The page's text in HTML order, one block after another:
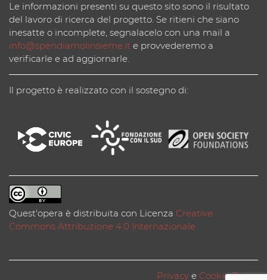
Le informazioni presenti su questo sito sono il risultato
del lavoro di ricerca del progetto. Se ritieni che siano
inesatte o incomplete, segnalacelo con una mail a
info@spendiamolinsieme.it e provvederemo a
verificarle e ad aggiornarle.
Il progetto è realizzato con il sostegno di:
Quest'opera è distribuita con Licenza Creative
Commons Attribuzione 4.0 Internazionale
Privacy e Cookie Policy